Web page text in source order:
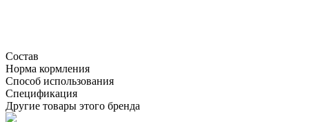
Состав
Норма кормления
Способ использования
Спецификация
Другие товары этого бренда